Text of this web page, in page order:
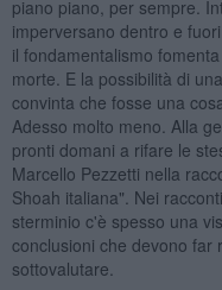
piano piano, per sempre.
imperversano dentro e
il fondamentalismo
morte. E la possibilità di
convinta che fosse una
Adesso molto meno. Alla
pronti domani a rifare le
Marcello Pezzetti nella
Shoah italiana". Nei
sterminio c'è spesso una
conclusioni che devono far
sottovalutare.